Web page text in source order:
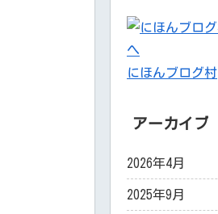
にほんブログ村
アーカイブ
2026年4月
2025年9月